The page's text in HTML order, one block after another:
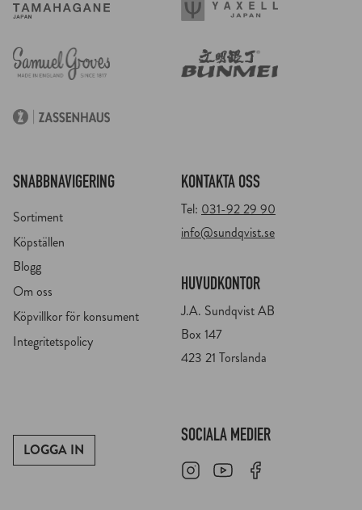
SNABBNAVIGERING
Sortiment
Köpställen
Blogg
Om oss
Köpvillkor för konsument
Integritetspolicy
KONTAKTA OSS
Tel: 031-92 29 90
info@sundqvist.se
HUVUDKONTOR
J.A. Sundqvist AB
Box 147
423 21 Torslanda
LOGGA IN
SOCIALA MEDIER
InstagramYoutubeFacebook